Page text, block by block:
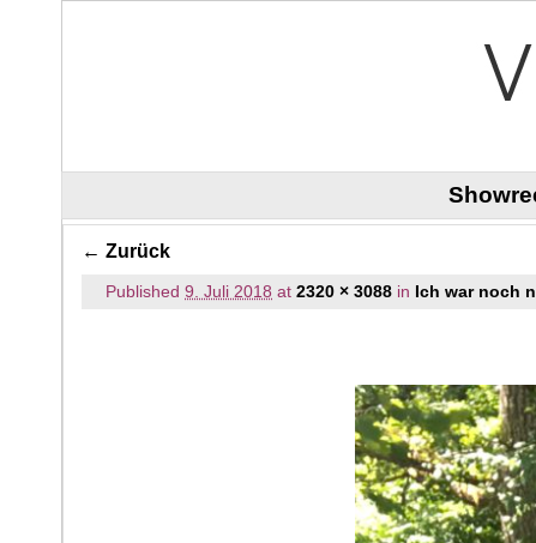
Bilder-Navigation
← Zurück
Published 9. Juli 2018 at 2320 × 3088 in Ich war noch